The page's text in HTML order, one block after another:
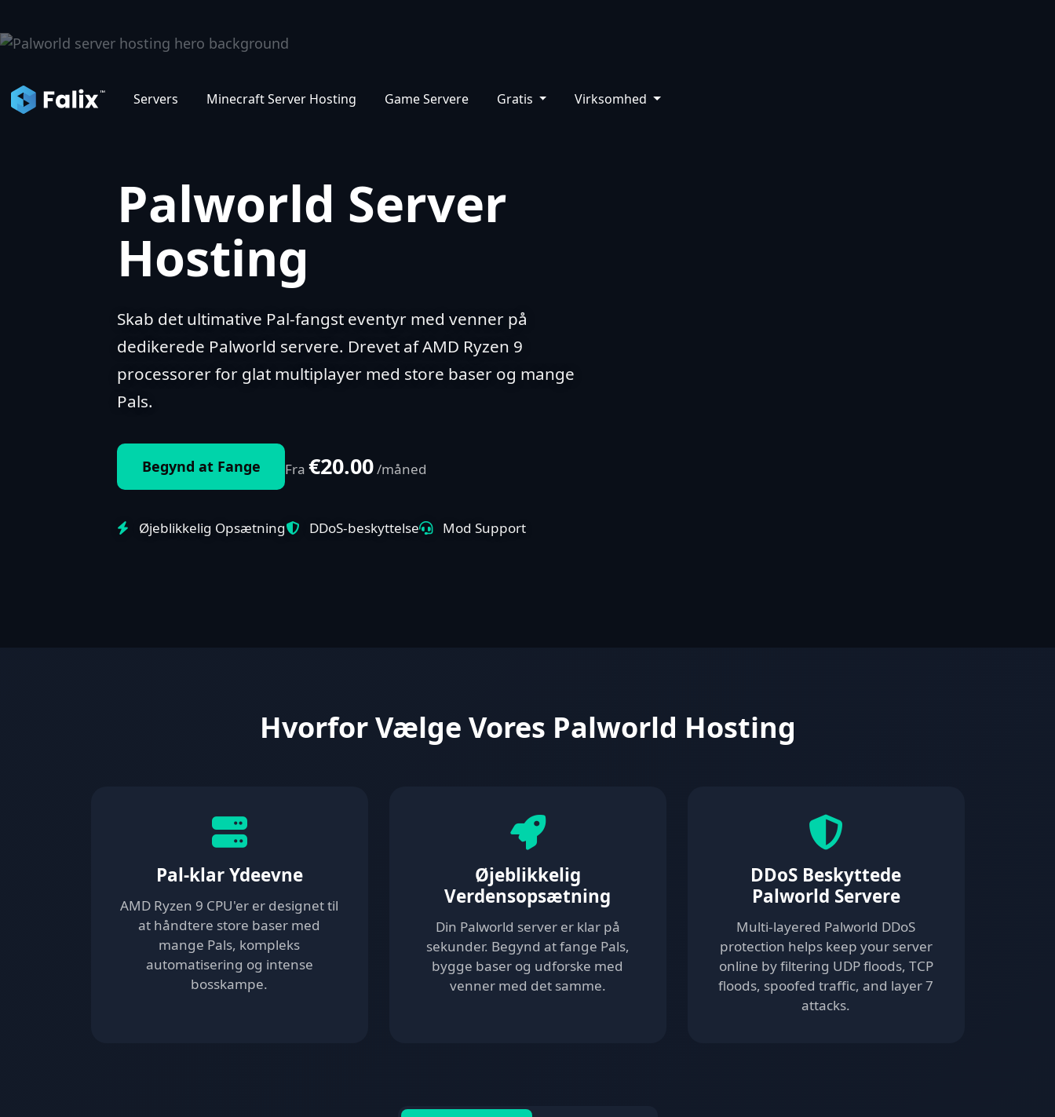
Servers Minecraft Server Hosting Game Servere Gratis Virksomhed
Palworld Server
Hosting
Skab det ultimative Pal-fangst eventyr med venner på
dedikerede Palworld servere. Drevet af AMD Ryzen 9
processorer for glat multiplayer med store baser og mange
Pals.
Begynd at Fange Fra €20.00/måned
Øjeblikkelig Opsætning DDoS-beskyttelse Mod Support
Hvorfor Vælge Vores Palworld Hosting
Pal-klar Ydeevne
AMD Ryzen 9 CPU'er er designet til
at håndtere store baser med
mange Pals, kompleks
automatisering og intense
bosskampe.
Øjeblikkelig
Verdensopsætning
Din Palworld server er klar på
sekunder. Begynd at fange Pals,
bygge baser og udforske med
venner med det samme.
DDoS Beskyttede
Palworld Servere
Multi-layered Palworld DDoS
protection helps keep your server
online by filtering UDP floods, TCP
floods, spoofed traffic, and layer 7
attacks.